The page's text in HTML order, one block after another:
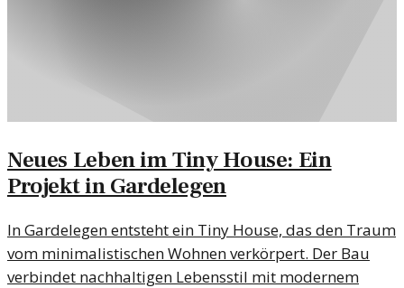
Neues Leben im Tiny House: Ein
Projekt in Gardelegen
In Gardelegen entsteht ein Tiny House, das den Traum
vom minimalistischen Wohnen verkörpert. Der Bau
verbindet nachhaltigen Lebensstil mit modernem